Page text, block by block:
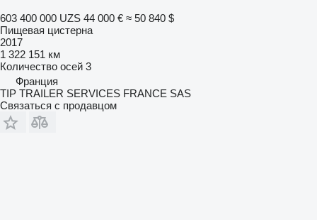
603 400 000 UZS 44 000 € ≈ 50 840 $
Пищевая цистерна
2017
1 322 151 км
Количество осей 3
Франция
TIP TRAILER SERVICES FRANCE SAS
Связаться с продавцом